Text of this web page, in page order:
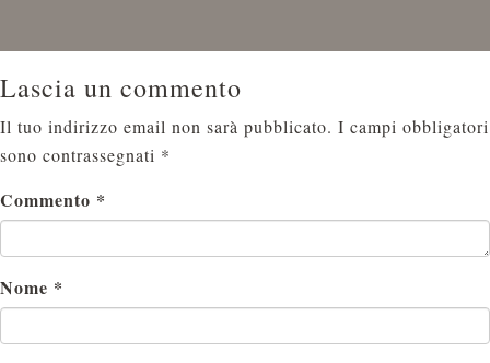
Lascia un commento
Il tuo indirizzo email non sarà pubblicato. I campi obbligatori
sono contrassegnati *
Commento *
Nome *